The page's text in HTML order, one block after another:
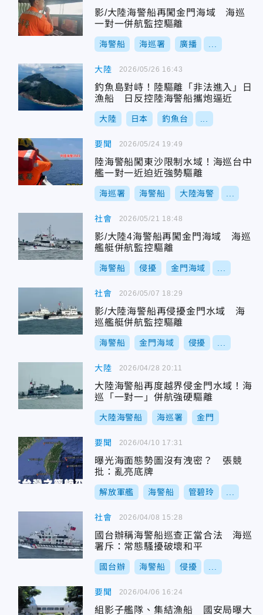
影/大陸海警船再闖金門海域 海巡
一對一併航監控驅離
海警船 海巡署 廣播
大陸
釣魚島對峙！陸驅離「非法進入」日
漁船 日反控陸海警船攜炮逼近
大陸 日本 釣魚台
2026/05/26 16:43
要聞
陸海警船闖東沙限制水域！海巡台中
艦一對一近迫近強勢驅離
海巡署 海警船 大陸海警
2026/05/24 19:49
社會
影/大陸4海警船再闖金門海域 海巡
艦艇併航監控驅離
海警船 侵擾 金門海域
2026/05/21 18:48
社會
影/大陸海警船再侵擾金門水域 海
巡艦艇併航監控驅離
海警船 金門海域 侵擾
2026/05/07 18:29
大陸
大陸海警船再度越界侵金門水域！海
巡「一對一」併航強硬驅離
大陸海警船 海巡署 金門
2026/04/28 20:11
要聞
曝光海面態勢圖沒有洩密？ 張競
批：亂亮底牌
解放軍艦 海警船 管碧玲
2026/04/10 17:31
社會
國台辦稱海警船巡查正當合法 海巡
署斥：常態騷擾破壞和平
國台辦 海警船 侵擾
2026/04/08 15:28
要聞
組影子艦隊、集結漁船 國安局曝大
2026/04/06 16:24